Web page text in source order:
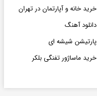
خرید خانه و آپارتمان در تهران
دانلود آهنگ
پارتیشن شیشه ای
خرید ماساژور تفنگی بلکر